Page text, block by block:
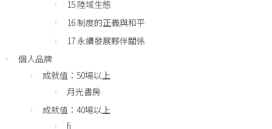
15 陸域生態
16 制度的正義與和平
17 永續發展夥伴關係
個人品牌
成就值：50場以上
月光書房
成就值：40場以上
fj